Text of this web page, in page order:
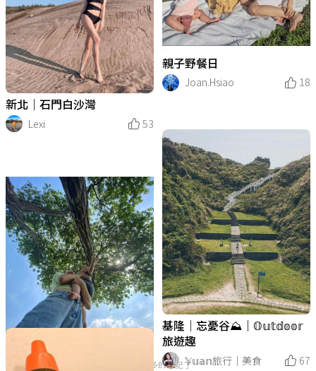
親子野餐日
Joan.Hsiao
18
新北｜石門白沙灣
Lexi
53
基隆｜忘憂谷⛰️｜𝕆𝕦𝕥𝕕𝕠𝕠𝕣
旅遊趣
𝕐𝕦𝕒𝕟旅行｜美食
67
沒有更多的筆記了